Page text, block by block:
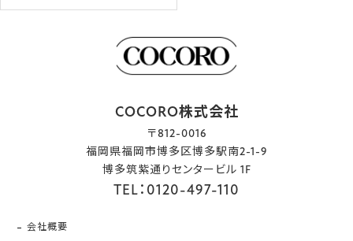
COCORO株式会社
〒812-0016
福岡県福岡市博多区博多駅南2-1-9
博多筑紫通りセンタービル 1F
TEL：0120-497-110
会社概要